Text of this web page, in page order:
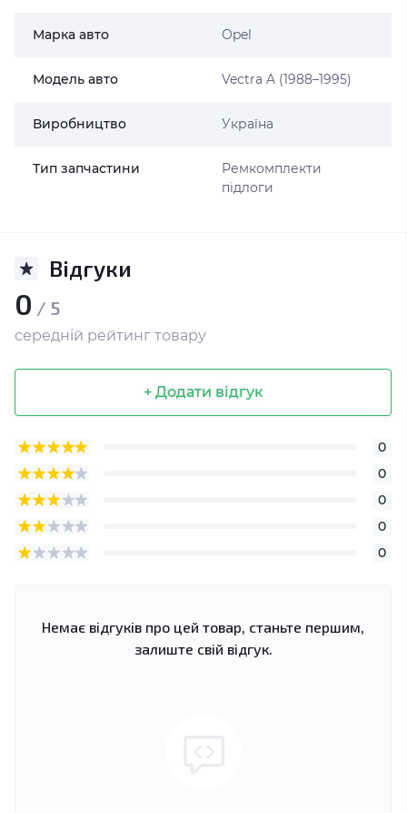
Марка авто Opel
Модель авто Vectra A (1988–1995)
Виробництво Україна
Тип запчастини
Ремкомплекти
підлоги
Відгуки
0 / 5
середній рейтинг товару
+ Додати відгук
0
0
0
0
0
Немає відгуків про цей товар, станьте першим,
залиште свій відгук.